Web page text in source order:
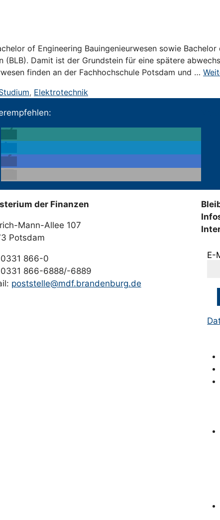
of Engineering Bauingenieurwesen sowie
Damit ist der Grundstein für eine spätere
finden an der Fachhochschule Potsdam und …
, Elektrotechnik
der Finanzen
Mann-Allee 107
Potsdam
866-0
0331 866-6888/-6889
poststelle@mdf.brandenburg.de
E-